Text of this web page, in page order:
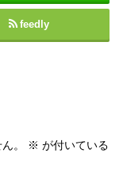
feedly
。 ※ が付いている